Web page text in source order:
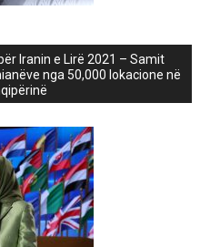
Iranin e Lirë 2021 – Samit
nga 50,000 lokacione në